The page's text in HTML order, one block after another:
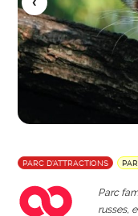
PARC D’ATTRACTIONS
Parc
russes,